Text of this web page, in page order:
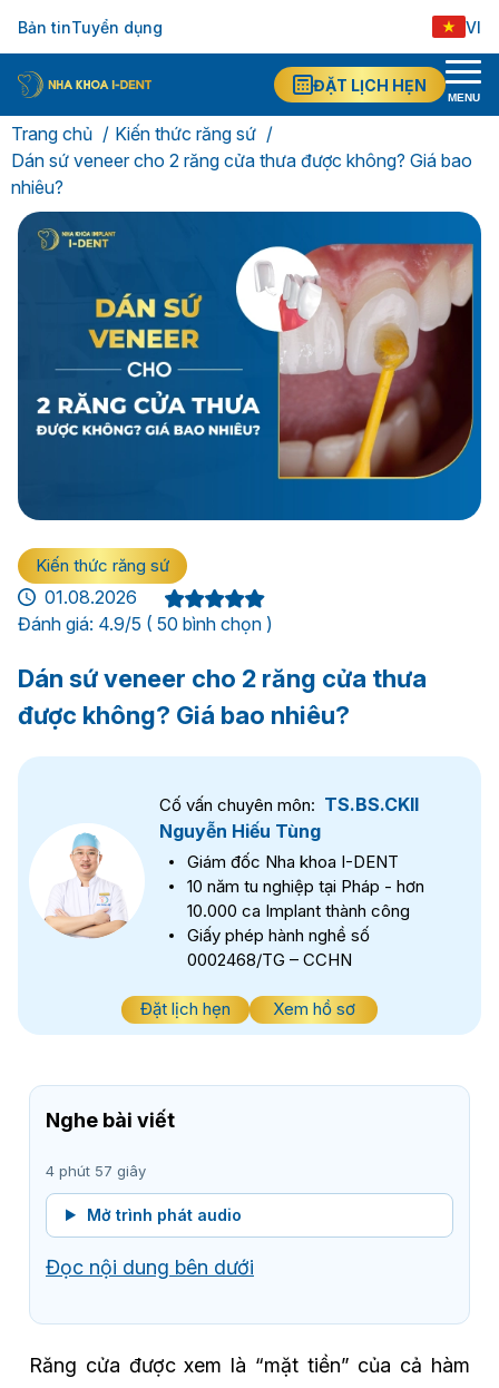
Bản tinTuyển dụng VI
ĐẶT LỊCH HẸN
MENU
Trang chủ
Kiến thức răng sứ
Dán sứ veneer cho 2 răng cửa thưa được không? Giá bao
nhiêu?
Kiến thức răng sứ
01.08.2026
Đánh giá: 4.9/5 ( 50 bình chọn )
Dán sứ veneer cho 2 răng cửa thưa
được không? Giá bao nhiêu?
Cố vấn chuyên môn: TS.BS.CKII
Nguyễn Hiếu Tùng
Giám đốc Nha khoa I-DENT
10 năm tu nghiệp tại Pháp - hơn
10.000 ca Implant thành công
Giấy phép hành nghề số
0002468/TG – CCHN
Đặt lịch hẹn Xem hồ sơ
Nghe bài viết
4 phút 57 giây
Mở trình phát audio
Đọc nội dung bên dưới
Răng cửa được xem là “mặt tiền” của cả hàm